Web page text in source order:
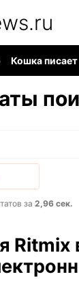
Кошка писает
за 2,96 сек.
Ritmix